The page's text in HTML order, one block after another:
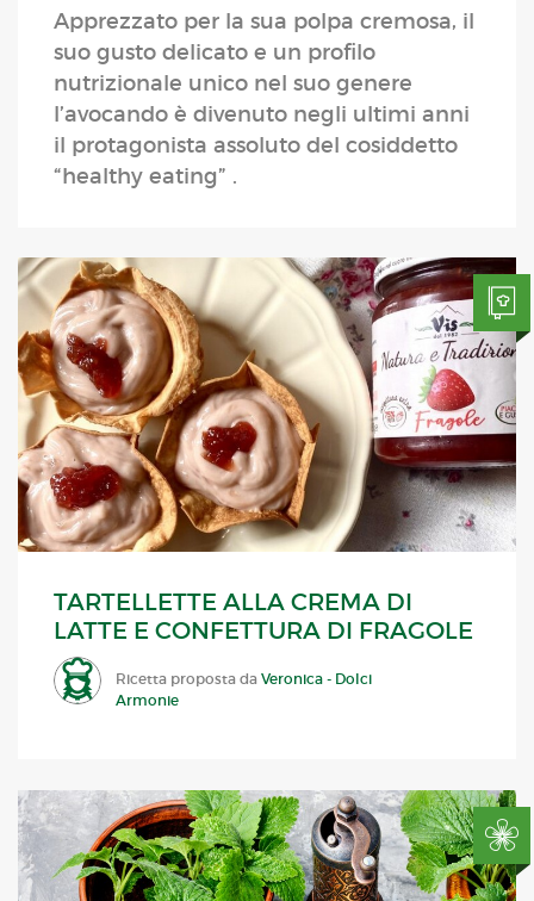
Apprezzato per la sua polpa cremosa, il
suo gusto delicato e un profilo
nutrizionale unico nel suo genere
l’avocando è divenuto negli ultimi anni
il protagonista assoluto del cosiddetto
“healthy eating” .
TARTELLETTE ALLA CREMA DI
LATTE E CONFETTURA DI FRAGOLE
Ricetta proposta da Veronica - Dolci
Armonie